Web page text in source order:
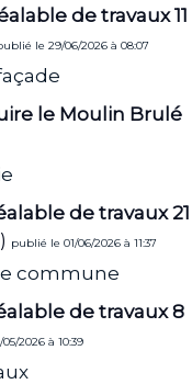
de travaux 11
le 29/06/2026 à 08:07
le Moulin Brulé
de travaux 21
publié le 01/06/2026 à 11:37
commune
de travaux 8
2026 à 10:39